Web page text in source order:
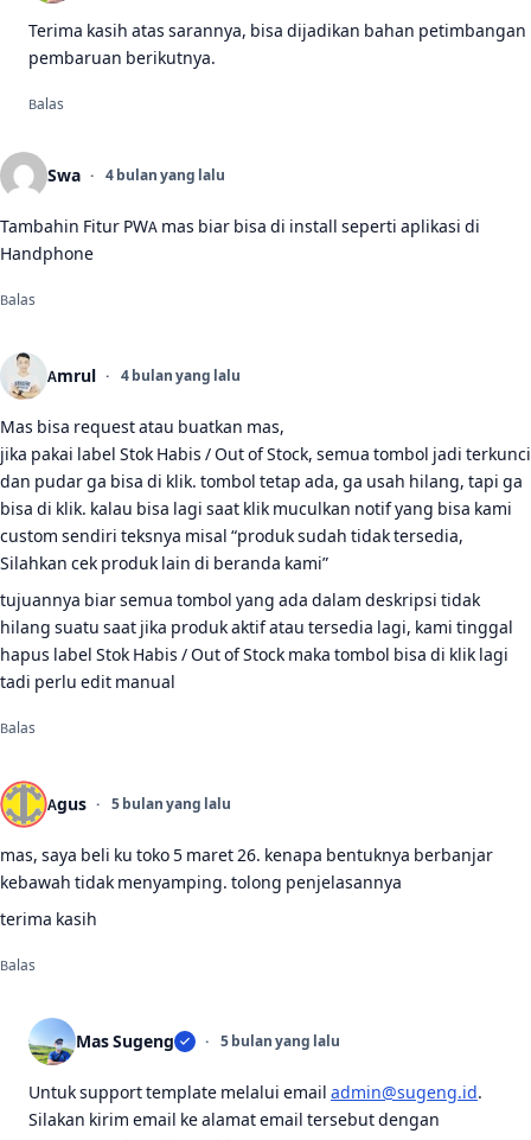
Terima kasih atas sarannya, bisa dijadikan bahan petimbangan
pembaruan berikutnya.
Balas
Swa 4 bulan yang lalu
Tambahin Fitur PWA mas biar bisa di install seperti aplikasi di
Handphone
Balas
Amrul 4 bulan yang lalu
Mas bisa request atau buatkan mas,
jika pakai label Stok Habis / Out of Stock, semua tombol jadi terkunci
dan pudar ga bisa di klik. tombol tetap ada, ga usah hilang, tapi ga
bisa di klik. kalau bisa lagi saat klik muculkan notif yang bisa kami
custom sendiri teksnya misal “produk sudah tidak tersedia,
Silahkan cek produk lain di beranda kami”
tujuannya biar semua tombol yang ada dalam deskripsi tidak
hilang suatu saat jika produk aktif atau tersedia lagi, kami tinggal
hapus label Stok Habis / Out of Stock maka tombol bisa di klik lagi
tadi perlu edit manual
Balas
Agus 5 bulan yang lalu
mas, saya beli ku toko 5 maret 26. kenapa bentuknya berbanjar
kebawah tidak menyamping. tolong penjelasannya
terima kasih
Balas
Mas Sugeng 5 bulan yang lalu
Untuk support template melalui email admin@sugeng.id.
Silakan kirim email ke alamat email tersebut dengan